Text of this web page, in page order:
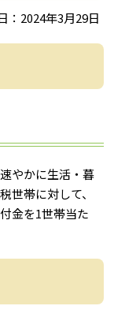
：2024年3月29日
やかに生活・暮
世帯に対して、
金を1世帯当た